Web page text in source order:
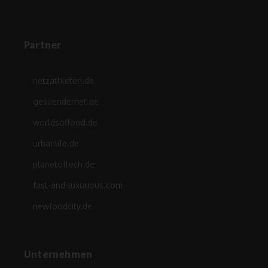
Partner
netzathleten.de
gesuendernet.de
worldsoffood.de
urbanlife.de
planetoftech.de
fast-and-luxurious.com
newfoodcity.de
Unternehmen